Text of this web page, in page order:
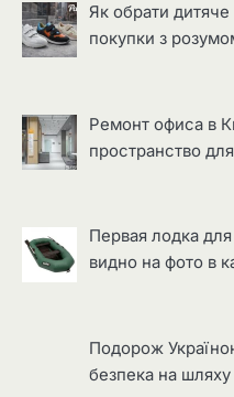
Як обрати дитяче
покупки з
Ремонт офиса в
пространство
Первая лодка
видно на фото в
Подорож
безпека на шляху